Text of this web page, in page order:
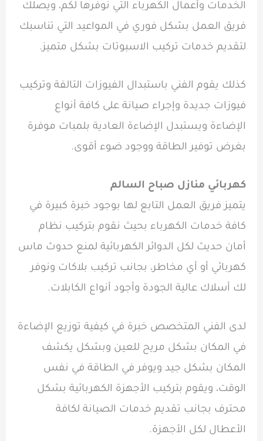
الخدمات وأعمال الكهرباء التي نوفرها لكم، ويصلك
فريق العمل بشكل فوري في المواعيد التي تناسبك
لتقديم خدمات تركيب الاسبوتات بشكل متميز.
كذلك يقوم الفني باستبدال الفيوزات التالفة وتركيب
فيوزات جديدة وإجراء صيانة على كافة أنواع
الإضاءة ويستبدل الإضاءة العادية بلمبات موفرة
بغرض توفير الطاقة ووجود ضوء أقوى.
كهربائي منازل صباح السالم
يتميز فريق العمل التابع لها بوجود خبرة كبيرة في
كافة خدمات الكهرباء بحيث نقوم بتركيب نظام
أمان حديث لكل الدوائر الكهربائية لمنع حدوث ماس
كهربائي أو أي مخاطر، بجانب تركيب بلاكات ونوفر
لك أسلاك عالية الجودة وأجود أنواع الكابلات.
لدى الفني المتخصص خبرة في كيفية توزيع الإضاءة
في المكان بشكل مريح للعين وبشكل يكشف
المكان بشكل جيد ويوفر في الطاقة في نفس
الوقت، ويقوم بتركيب الأجهزة الكهربائية بشكل
محترف بجانب تقديم خدمات الصيانة لكافة
الأعطال لكل الأجهزة.